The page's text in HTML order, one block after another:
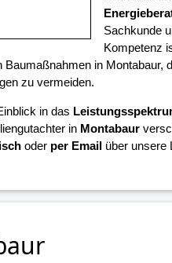
Sachkunde
Kompetenz
in Montabaur,
zu vermeiden.
in das
in Montabaur
oder per Emailüber unsere